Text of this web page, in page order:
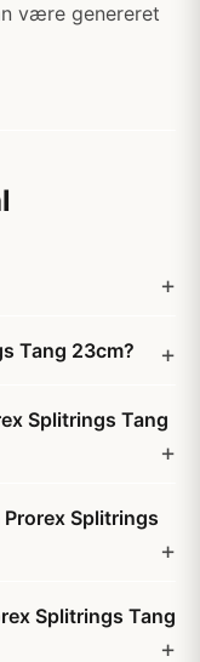
være genereret
Tang 23cm?
Splitrings Tang
Splitrings
Splitrings Tang